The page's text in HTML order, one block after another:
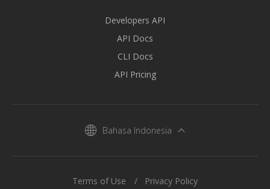
Developers API
API Docs
CLI Docs
API Pricing
Bahasa Indonesia
Terms of Use Privacy Policy